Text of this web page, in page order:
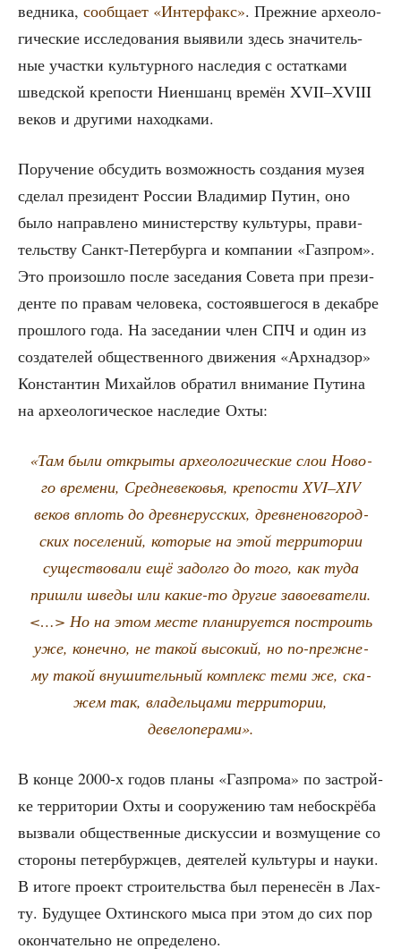
вед­ни­ка, сооб­ща­ет «Интер­факс». Преж­ние архео­ло­
ги­че­ские иссле­до­ва­ния выяви­ли здесь зна­чи­тель­
ные участ­ки куль­тур­но­го насле­дия с остат­ка­ми
швед­ской кре­по­сти Ниен­шанц вре­мён XVII–XVIII
веков и дру­ги­ми находками.
Пору­че­ние обсу­дить воз­мож­ность созда­ния музея
сде­лал пре­зи­дент Рос­сии Вла­ди­мир Путин, оно
было направ­ле­но мини­стер­ству куль­ту­ры, пра­ви­
тель­ству Санкт-Петер­бур­га и ком­па­нии «Газ­пром».
Это про­изо­шло после засе­да­ния Сове­та при пре­зи­
ден­те по пра­вам чело­ве­ка, состо­яв­ше­го­ся в декаб­ре
про­шло­го года. На засе­да­нии член СПЧ и один из
созда­те­лей обще­ствен­но­го дви­же­ния «Арх­над­зор»
Кон­стан­тин Михай­лов обра­тил вни­ма­ние Пути­на
на архео­ло­ги­че­ское насле­дие Охты:
«Там были откры­ты архео­ло­ги­че­ские слои Ново­
го вре­ме­ни, Сред­не­ве­ко­вья, кре­по­сти XVI–XIV
веков вплоть до древ­не­рус­ских, древ­не­нов­го­род­
ских посе­ле­ний, кото­рые на этой тер­ри­то­рии
суще­ство­ва­ли ещё задол­го до того, как туда
при­шли шве­ды или какие-то дру­гие заво­е­ва­те­ли.
<…> Но на этом месте пла­ни­ру­ет­ся постро­ить
уже, конеч­но, не такой высо­кий, но по-преж­не­
му такой вну­ши­тель­ный ком­плекс теми же, ска­
жем так, вла­дель­ца­ми тер­ри­то­рии,
девелоперами».
В кон­це 2000‑х годов пла­ны «Газ­про­ма» по застрой­
ке тер­ри­то­рии Охты и соору­же­нию там небо­скрё­ба
вызва­ли обще­ствен­ные дис­кус­сии и воз­му­ще­ние со
сто­ро­ны петер­бурж­цев, дея­те­лей куль­ту­ры и нау­ки.
В ито­ге про­ект стро­и­тель­ства был пере­не­сён в Лах­
ту. Буду­щее Охтин­ско­го мыса при этом до сих пор
окон­ча­тель­но не определено.